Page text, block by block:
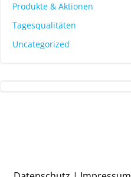
Produkte & Aktionen
Tagesqualitäten
Uncategorized